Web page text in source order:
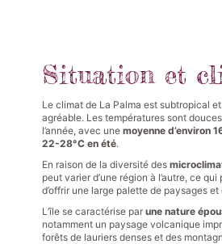
Situation et
Le climat de La Palma est subtropical
agréable. Les températures sont
l’année, avec unemoyenne d’environ
22-28°C en été.
En raison de la diversité des
peut varier d’une région à l’autre, ce
d’offrir une large palette de paysages
L’île se caractérise parune nature
notamment un paysage volcanique
forêts de lauriers denses et des